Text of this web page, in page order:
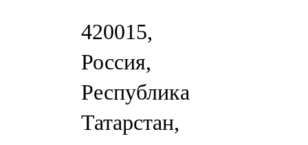
420015,
Россия,
Республика
Татарстан,